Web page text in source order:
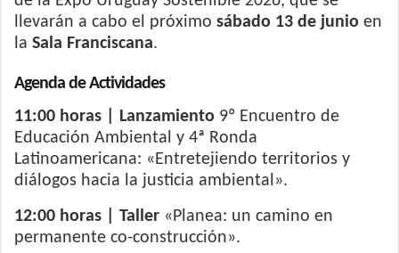
llevarán a cabo el próximo sábado 13 de junio en
la Sala Franciscana.
Agenda de Actividades
11:00 horas | Lanzamiento 9º Encuentro de
Educación Ambiental y 4ª Ronda
Latinoamericana: «Entretejiendo territorios y
diálogos hacia la justicia ambiental».
12:00 horas | Taller «Planea: un camino en
permanente co-construcción».